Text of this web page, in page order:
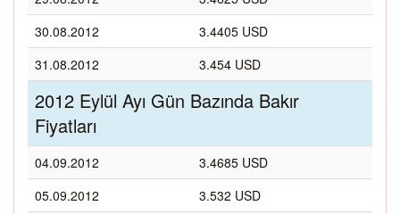
30.08.2012
3.4405 USD
31.08.2012
3.454 USD
2012 Eylül Ayı Gün Bazında Bakır
Fiyatları
04.09.2012
3.4685 USD
05.09.2012
3.532 USD